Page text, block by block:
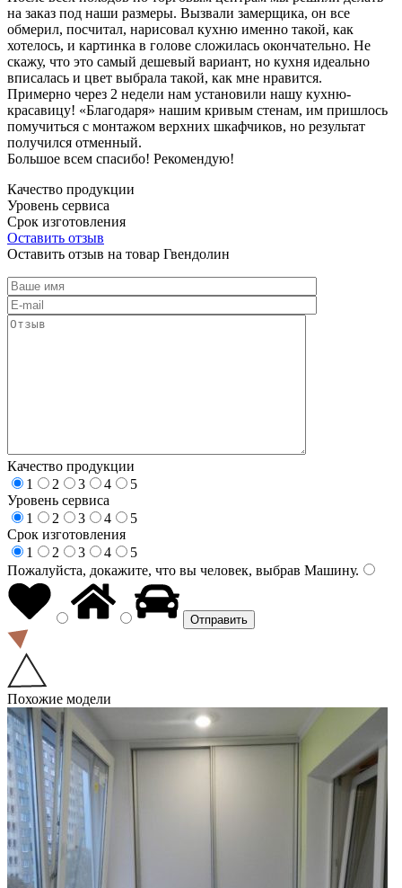
на заказ под наши размеры. Вызвали замерщика, он все
обмерил, посчитал, нарисовал кухню именно такой, как
хотелось, и картинка в голове сложилась окончательно. Не
скажу, что это самый дешевый вариант, но кухня идеально
вписалась и цвет выбрала такой, как мне нравится.
Примерно через 2 недели нам установили нашу кухню-
красавицу! «Благодаря» нашим кривым стенам, им пришлось
помучиться с монтажом верхних шкафчиков, но результат
получился отменный.
Большое всем спасибо! Рекомендую!
Качество продукции
Уровень сервиса
Срок изготовления
Оставить отзыв
Оставить отзыв на товар Гвендолин
Качество продукции
1
2 3 4
5
Уровень сервиса
1
2 3 4
5
Срок изготовления
1
2 3 4
5
Пожалуйста, докажите, что вы человек, выбрав Машину.
Похожие модели